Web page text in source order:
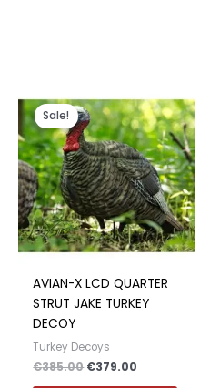
Sale!
AVIAN-X LCD QUARTER
STRUT JAKE TURKEY
DECOY
Turkey Decoys
€385.00
ursprungliga
priset
var:
€385.00.
€379.00
nuvarande
priset
är:
€379.00.